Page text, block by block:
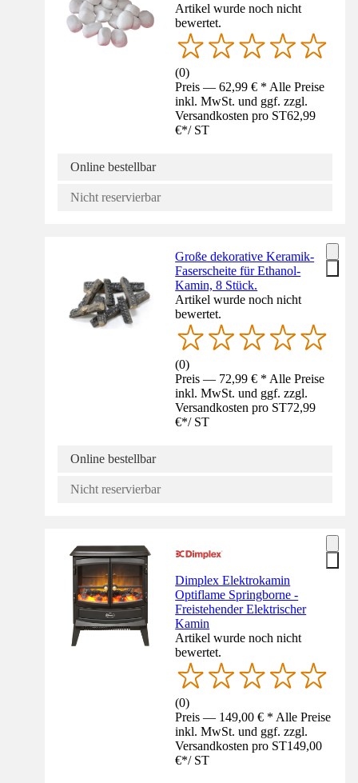
Artikel wurde noch nicht
bewertet.
(0)
Preis — 62,99 € * Alle Preise
inkl. MwSt. und ggf. zzgl.
Versandkosten pro ST62,99
€*/ ST
Online bestellbar
Nicht reservierbar
Große dekorative Keramik-
Faserscheite für Ethanol-
Kamin, 8 Stück.
Artikel wurde noch nicht
bewertet.
(0)
Preis — 72,99 € * Alle Preise
inkl. MwSt. und ggf. zzgl.
Versandkosten pro ST72,99
€*/ ST
Online bestellbar
Nicht reservierbar
Dimplex Elektrokamin
Optiflame Springborne -
Freistehender Elektrischer
Kamin
Artikel wurde noch nicht
bewertet.
(0)
Preis — 149,00 € * Alle Preise
inkl. MwSt. und ggf. zzgl.
Versandkosten pro ST149,00
€*/ ST